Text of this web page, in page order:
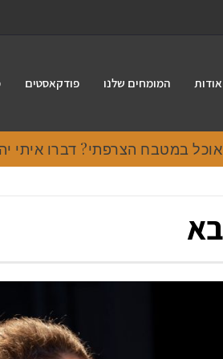
אודות המומחים שלנו פודקאסטים
במטבח הצרפתי? דברו איתי יהודית